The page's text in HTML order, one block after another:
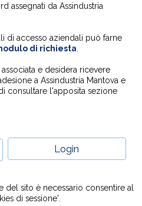
assegnati da Assindustria
di accesso aziendali può farne
di richiesta.
e desidera ricevere
a Assindustria Mantova e
consultare l'apposita sezione
del sito è necessario consentire al
di sessione'.